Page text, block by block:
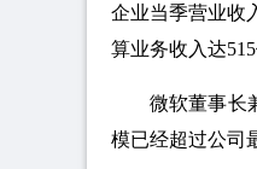
企业当季营业收
算业务收入达
微软董事长
模已经超过公司